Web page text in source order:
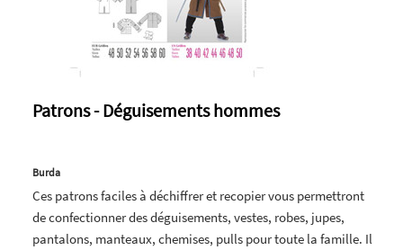
Patrons - Déguisements hommes
Burda
Ces patrons faciles à déchiffrer et recopier vous permettront
de confectionner des déguisements, vestes, robes, jupes,
pantalons, manteaux, chemises, pulls pour toute la famille. Il